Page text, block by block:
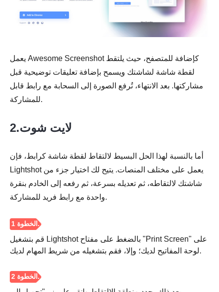
يعمل Awesome Screenshot كإضافة للمتصفح، حيث يلتقط
لقطة شاشة لشاشتك ويسمح بإضافة تعليقات توضيحية قبل
مشاركتها. بعد الانتهاء، تُرفع الصورة إلى السحابة مع رابط قابل
للمشاركة.
2.لايت شوت
أما بالنسبة لهذا الحل البسيط لالتقاط لقطة شاشة كرابط، فإن
Lightshot يعمل على مختلف المنصات. يتيح لك اختيار جزء من
شاشتك لالتقاطه، ثم تعديله بسرعة، ثم رفعه إلى الخادم بنقرة
واحدة مع رابط فريد للمشاركة.
قم بتشغيل Lightshot بالضغط على مفتاح "Print Screen" على
لوحة المفاتيح لديك؛ وإلا، فقم بتشغيله من شريط المهام لديك.